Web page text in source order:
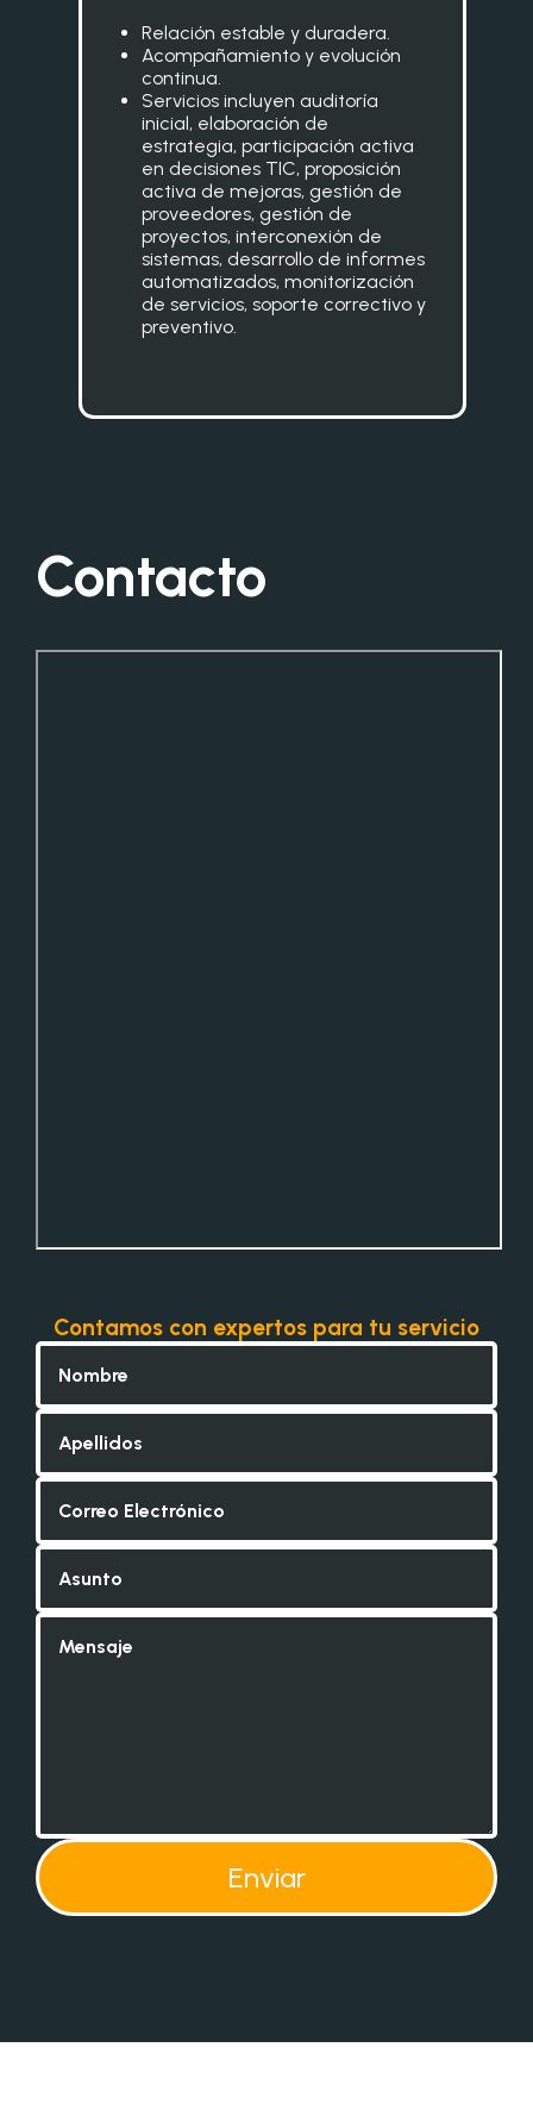
Relación estable y duradera.
Acompañamiento y evolución
continua.
Servicios incluyen auditoría
inicial, elaboración de
estrategia, participación activa
en decisiones TIC, proposición
activa de mejoras, gestión de
proveedores, gestión de
proyectos, interconexión de
sistemas, desarrollo de informes
automatizados, monitorización
de servicios, soporte correctivo y
preventivo.
Contacto
Contamos con expertos para tu servicio
Enviar